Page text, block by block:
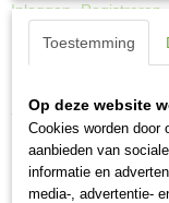
Inloggen Registreren
Toestemming
Op deze website
Cookies worden door
aanbieden van
informatie en
media-, advertentie-